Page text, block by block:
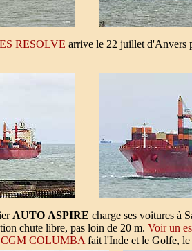
RESOLVE arrive le 22 juillet d'Anvers
AUTO ASPIRE charge ses voitures à
chute libre, pas loin de 20 m. Voir un
COLUMBA fait l'Inde et le Golfe,